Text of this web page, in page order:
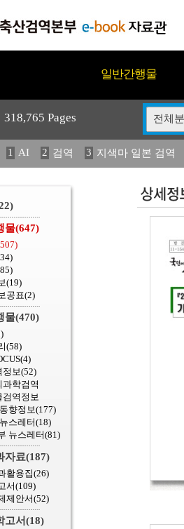
일반간행물
318,765 Pages 전체
1 AI 2 검역 3 지색마 일본 검역
11 2025 12 중독성 식물 도감 13
물(647)
(19)
공표(2)
물(470)
(58)
(4)
정보(52)
과학검역
검역정보
향정보(177)
스레터(18)
뉴스레터(81)
자료(187)
활용집(26)
서(109)
제안서(52)
고서(18)